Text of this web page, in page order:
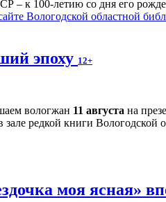
– к 100‑летию со дня его
Вологодской областной
эпоху 12+
вологжан 11 августа на
редкой книги
моя ясная»